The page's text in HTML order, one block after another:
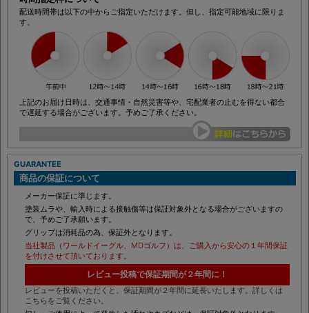
時間指定枠について
配送時間帯は以下の中からご指定いただけます。但し、指定可能地域に限りま
上記のお届け日時は、交通事情・自然災害等や、宅配業者の止むを得ない都合
で遅延する場合がございます。予めご了承ください。
GUARANTEE
商品の保証について
メーカー保証に準じます。
塗装ムラや、輸入時による接触傷等は保証対象外となる場合がございますの
で、予めご了承願います。
グリップは消耗品の為、保証外となります。
当社製品（ワールドイーグル、MDゴルフ）は、ご購入から安心の１年間保証
を付けさせて頂いております。
レビュー投稿で保証期間が２年間に！
レビューを投稿いただくと、保証期間が２年間に延長いたします。詳しくは
こちらをご覧ください。